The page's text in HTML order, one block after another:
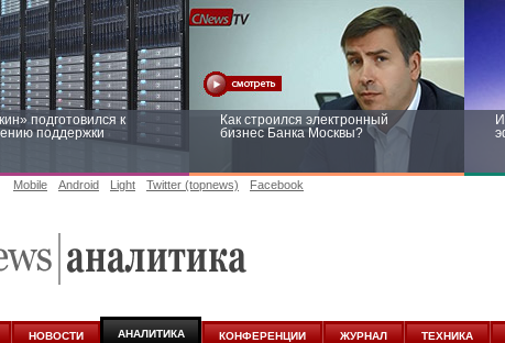
подготовился к
поддержки
Как строился электронный
бизнес Банка Москвы?
Mobile Android Light Twitter (topnews) Facebook
НОВОСТИ АНАЛИТИКА КОНФЕРЕНЦИИ ЖУРНАЛ ТЕХНИКА